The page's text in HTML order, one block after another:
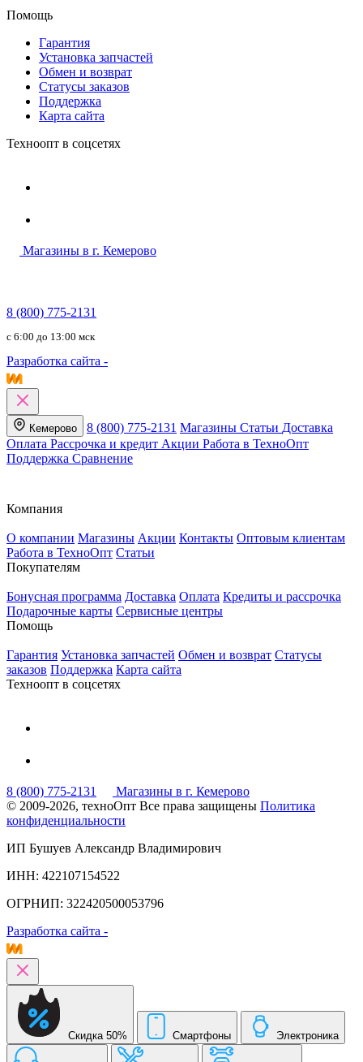
Помощь
Гарантия
Установка запчастей
Обмен и возврат
Статусы заказов
Поддержка
Карта сайта
Техноопт в соцсетях
Магазины в г. Кемерово
8 (800) 775-2131
c 6:00 до 13:00 мск
Разработка сайта -
Кемерово 8 (800) 775-2131 Магазины Статьи Доставка
Оплата Рассрочка и кредит Акции Работа в ТехноОпт
Поддержка Сравнение
Компания
О компании Магазины Акции Контакты Оптовым клиентам
Работа в ТехноОпт Статьи
Покупателям
Бонусная программа Доставка Оплата Кредиты и рассрочка
Подарочные карты Сервисные центры
Помощь
Гарантия Установка запчастей Обмен и возврат Статусы
заказов Поддержка Карта сайта
Техноопт в соцсетях
8 (800) 775-2131
Магазины в г. Кемерово
© 2009-2026, техноОпт Все права защищены Политика
конфиденциальности
ИП Бушуев Александр Владимирович
ИНН: 422107154522
ОГРНИП: 322420500053796
Разработка сайта -
Скидка 50% Смартфоны Электроника